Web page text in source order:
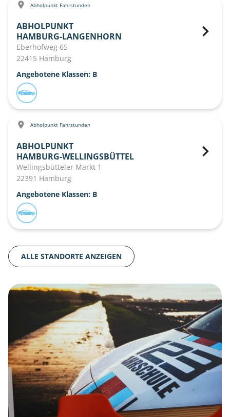
Abholpunkt Fahrstunden
ABHOLPUNKT
HAMBURG-LANGENHORN
Eberhofweg 65
22415 Hamburg
Angebotene Klassen: B
Abholpunkt Fahrstunden
ABHOLPUNKT
HAMBURG-WELLINGSBÜTTEL
Wellingsbütteler Markt 1
22391 Hamburg
Angebotene Klassen: B
ALLE STANDORTE ANZEIGEN